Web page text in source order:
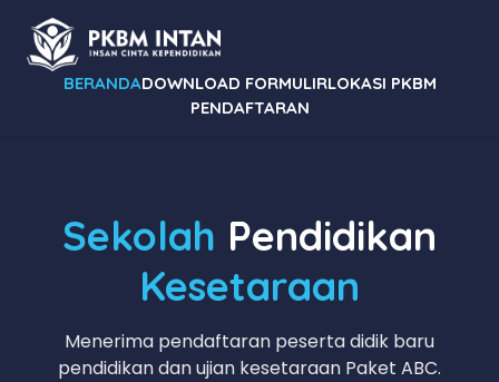
BERANDADOWNLOAD FORMULIRLOKASI PKBM
PENDAFTARAN
Sekolah Pendidikan
Kesetaraan
Menerima pendaftaran peserta didik baru
pendidikan dan ujian kesetaraan Paket ABC.